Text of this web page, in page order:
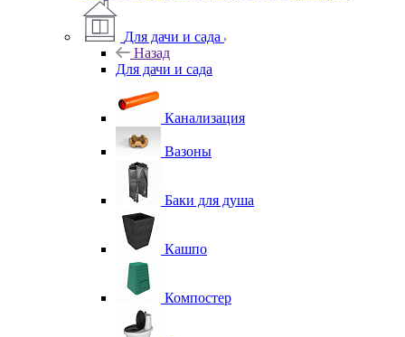
Для дачи и сада
Назад
Для дачи и сада
Канализация
Вазоны
Баки для душа
Кашпо
Компостер